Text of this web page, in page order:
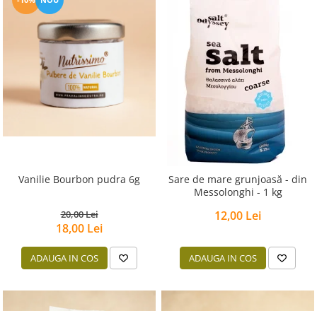
PASTE
CREME ȘI PASTE TARTINABILE
CONDIMENTE
CEAIURI GRECEȘTI
CIOCOLATĂ ȘI CACAO
HEALTHY SNACKS
LACTATE
PRODUSE ECO / ORGANICE
COSMETICE
TOATE PRODUSELE
Vanilie Bourbon pudra 6g
20,00 Lei
18,00 Lei
ADAUGA IN COS
Sare de mare grunjoasă - din
Messolonghi - 1 kg
12,00 Lei
ADAUGA IN COS